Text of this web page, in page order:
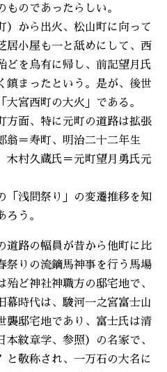
のであったらしい。
）から出火、松山町に向って
居小屋も一と舐めにして、西
どを烏有に帰し、前記望月氏
鎮まったという。是が、後世
宮西町の大火」である。
方面、特に元町の道路は拡張
翁＝寿町、明治二十二年生
木村久蔵氏＝元町望月勇氏元
「浅間祭り」の変遷推移を知
ろう。
道路の幅員が昔から他町に比
祭りの流鏑馬神事を行う馬場
ど神社神職方の邸宅地で、
幕時代は、駿河一之宮富士山
襲邸宅地であり、富士氏は清
紋章学、参照）の名家で、
敬称され、一万石の大名に